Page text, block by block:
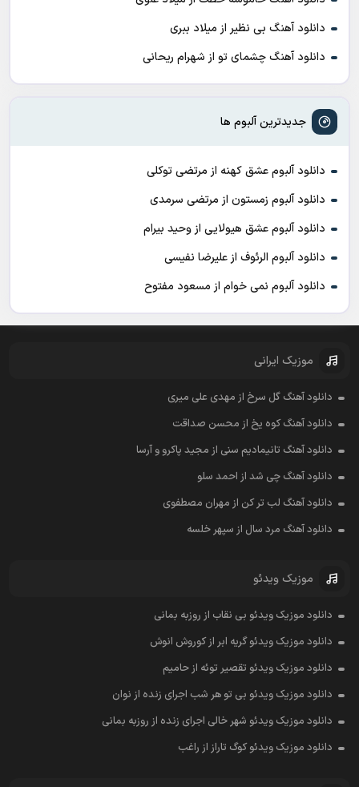
دانلود آهنگ بی نظیر از میلاد ببری
دانلود آهنگ چشمای تو از شهرام ریحانی
جدیدترین آلبوم ها
دانلود آلبوم عشق کهنه از مرتضی توکلی
دانلود آلبوم زمستون از مرتضی سرمدی
دانلود آلبوم عشق هیولایی از وحید بیرام
دانلود آلبوم الرئوف از علیرضا نفیسی
دانلود آلبوم نمی خوام از مسعود مفتوح
موزیک ایرانی
دانلود آهنگ گل سرخ از مهدی علی میری
دانلود آهنگ کوه یخ از محسن صداقت
دانلود آهنگ تانیمادیم سنی از مجید پاکرو و آرسا
دانلود آهنگ چی شد از احمد سلو
دانلود آهنگ لب تر کن از مهران مصطفوی
دانلود آهنگ مرد سال از سپهر خلسه
موزیک ویدئو
دانلود موزیک ویدئو بی نقاب از روزبه بمانی
دانلود موزیک ویدئو گریه ابر از کوروش انوش
دانلود موزیک ویدئو تقصیر توئه از حامیم
دانلود موزیک ویدئو بی تو هر شب اجرای زنده از نوان
دانلود موزیک ویدئو شهر خالی اجرای زنده از روزبه بمانی
دانلود موزیک ویدئو کوگ تاراز از راغب